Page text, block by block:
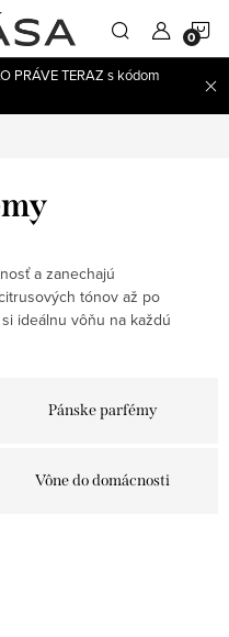
PRÁVE TERAZ s kódom
a zanechajú
tónov až po
ideálnu vôňu na každú
Pánske parfémy
Vône do domácnosti